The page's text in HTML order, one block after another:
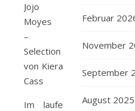
Jojo
Moyes
–
Selection
von Kiera
Cass
Im laufe
Februar
November
September
August 2025